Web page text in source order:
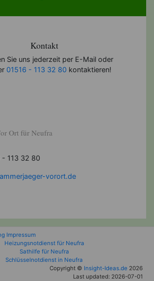
Kontakt
Sie uns jederzeit per E-Mail oder
01516 - 113 32 80 kontaktieren!
Ort für Neufra
- 113 32 80
vorort.de
Impressum
Heizungsnotdienst für Neufra
Sathilfe für Neufra
Schlüsselnotdienst in Neufra
Copyright © Insight-Ideas.de 2026
Last updated: 2026-07-01